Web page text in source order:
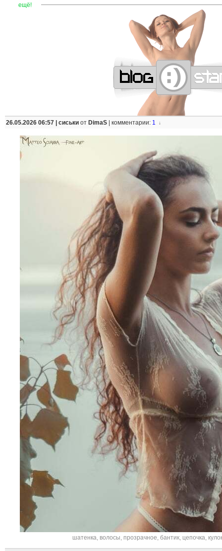
ещё! ——————————————————————
26.05.2026 06:57 | сиськи от DimaS комментарии: 1 ↓
шатенка, волосы, прозрачное, бантик, цепочка,